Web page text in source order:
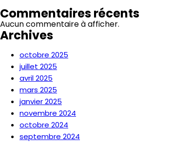
Commentaires récents
Aucun commentaire à afficher.
Archives
octobre 2025
juillet 2025
avril 2025
mars 2025
janvier 2025
novembre 2024
octobre 2024
septembre 2024